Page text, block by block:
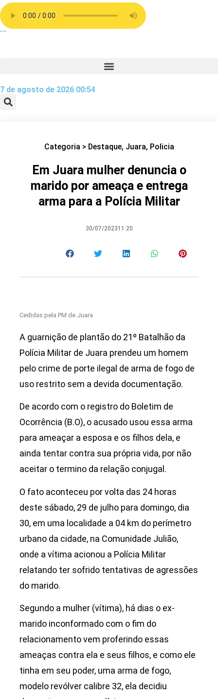
7 de agosto de 2026 00:54
Categoria > Destaque, Juara, Policia
Em Juara mulher denuncia o
marido por ameaça e entrega
arma para a Polícia Militar
30/07/202311:20
Cedidas pela PM de Juara
A guarnição de plantão do 21º Batalhão da
Polícia Militar de Juara prendeu um homem
pelo crime de porte ilegal de arma de fogo de
uso restrito sem a devida documentação.
De acordo com o registro do Boletim de
Ocorrência (B.O), o acusado usou essa arma
para ameaçar a esposa e os filhos dela, e
ainda tentar contra sua própria vida, por não
aceitar o termino da relação conjugal.
O fato aconteceu por volta das 24 horas
deste sábado, 29 de julho para domingo, dia
30, em uma localidade a 04 km do perímetro
urbano da cidade, na Comunidade Julião,
onde a vítima acionou a Polícia Militar
relatando ter sofrido tentativas de agressões
do marido.
Segundo a mulher (vítima), há dias o ex-
marido inconformado com o fim do
relacionamento vem proferindo essas
ameaças contra ela e seus filhos, e como ele
tinha em seu poder, uma arma de fogo,
modelo revólver calibre 32, ela decidiu